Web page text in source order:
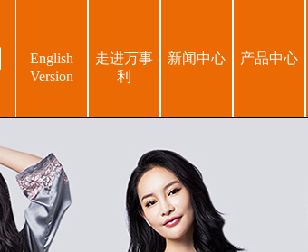
English
Version
走进万事
利
新闻中心 产品中心